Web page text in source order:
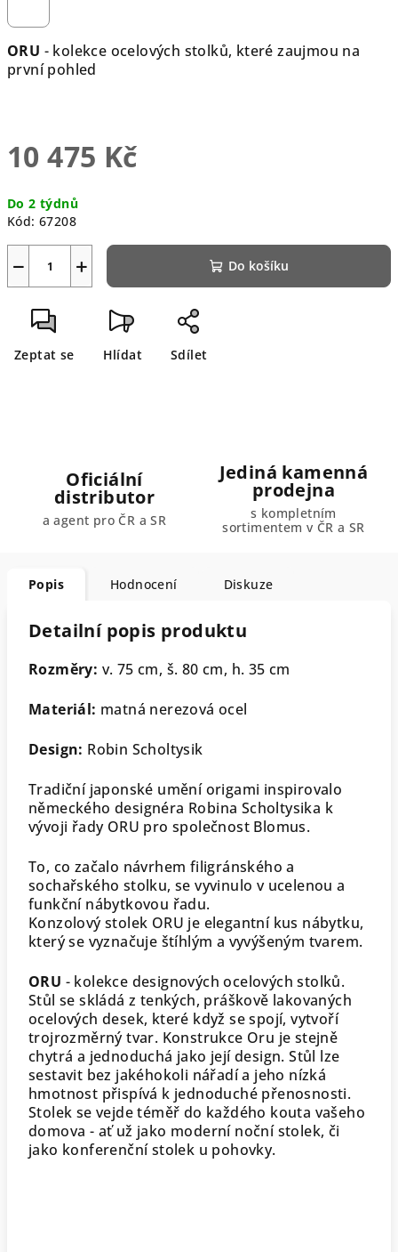
ORU - kolekce ocelových stolků, které zaujmou na
první pohled
10 475 Kč
cena:
Do 2 týdnů
Kód: 67208
+
− Do košíku
Zeptat se Hlídat Sdílet
Oficiální
distributor
a agent pro ČR a SR
Jediná kamenná
prodejna
s kompletním
sortimentem v ČR a SR
Popis Hodnocení Diskuze
Detailní popis produktu
Rozměry: v. 75 cm, š. 80 cm, h. 35 cm
Materiál: matná nerezová ocel
Design: Robin Scholtysik
Tradiční japonské umění origami inspirovalo
německého designéra Robina Scholtysika k
vývoji řady ORU pro společnost Blomus.
To, co začalo návrhem filigránského a
sochařského stolku, se vyvinulo v ucelenou a
funkční nábytkovou řadu.
Konzolový stolek ORU je elegantní kus nábytku,
který se vyznačuje štíhlým a vyvýšeným tvarem.
ORU - kolekce designových ocelových stolků.
Stůl se skládá z tenkých, práškově lakovaných
ocelových desek, které když se spojí, vytvoří
trojrozměrný tvar. Konstrukce Oru je stejně
chytrá a jednoduchá jako její design. Stůl lze
sestavit bez jakéhokoli nářadí a jeho nízká
hmotnost přispívá k jednoduché přenosnosti.
Stolek se vejde téměř do každého kouta vašeho
domova - ať už jako moderní noční stolek, či
jako konferenční stolek u pohovky.